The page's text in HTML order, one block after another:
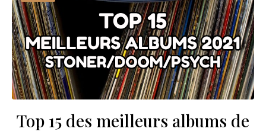
Top 15 des meilleurs albums de